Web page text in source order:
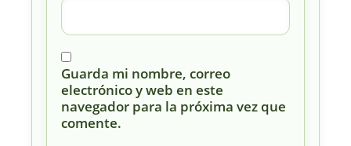
Guarda mi nombre, correo
electrónico y web en este
navegador para la próxima vez que
comente.